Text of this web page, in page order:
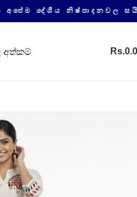
නිෂ්පාදනවල සයිබර්
Rs.